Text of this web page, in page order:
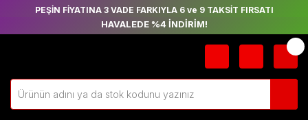
PEŞİN FİYATINA 3 VADE FARKIYLA 6 ve 9 TAKSİT FIRSATI
HAVALEDE %4 İNDİRİM!